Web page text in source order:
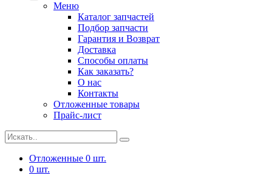
Меню
Каталог запчастей
Подбор запчасти
Гарантия и Возврат
Доставка
Способы оплаты
Как заказать?
О нас
Контакты
Отложенные товары
Прайс-лист
Отложенные 0 шт.
0 шт.